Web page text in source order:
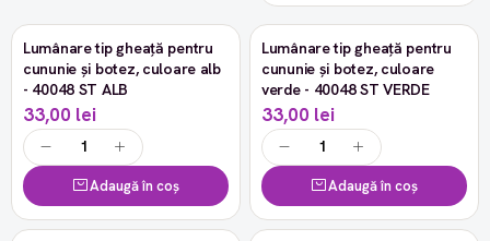
Lumânare tip gheață pentru
cununie și botez, culoare alb
- 40048 ST ALB
33,00 lei
Adaugă în coș
Lumânare tip gheață pentru
cununie și botez, culoare
verde - 40048 ST VERDE
33,00 lei
Adaugă în coș